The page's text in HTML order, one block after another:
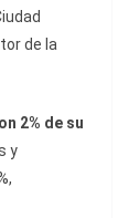
de la
2% de su
y